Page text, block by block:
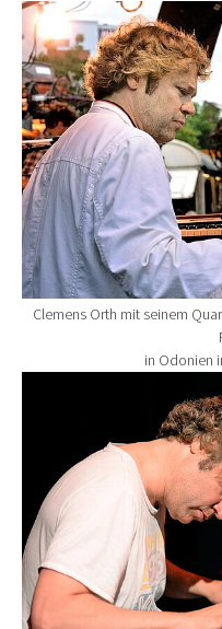
Show larger version for:
Clemens Orth mit seinem
in Odonien